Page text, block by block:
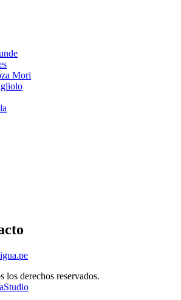
Mori
derechos reservados.